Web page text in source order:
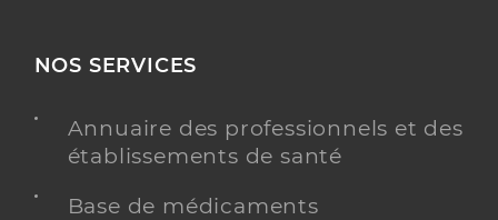
NOS SERVICES
Annuaire des professionnels et des
établissements de santé
Base de médicaments